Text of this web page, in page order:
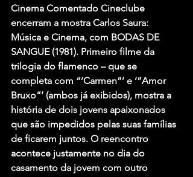
Cinema Comentado Cineclube
encerram a mostra Carlos Saura:
Música e Cinema, com BODAS DE
SANGUE (1981). Primeiro filme da
trilogia do flamenco – que se
completa com “’Carmen”’ e ‘”Amor
Bruxo”’ (ambos já exibidos), mostra a
história de dois jovens apaixonados
que são impedidos pelas suas famílias
de ficarem juntos. O reencontro
acontece justamente no dia do
casamento da jovem com outro